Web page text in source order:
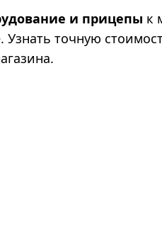
и прицепы к
Узнать точную